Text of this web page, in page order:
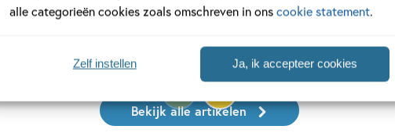
alle categorieën cookies zoals omschreven in onscookie statement.
Ja, ik accepteer cookies
Zelf instellen
Lees meer
Bekijk alle artikelen